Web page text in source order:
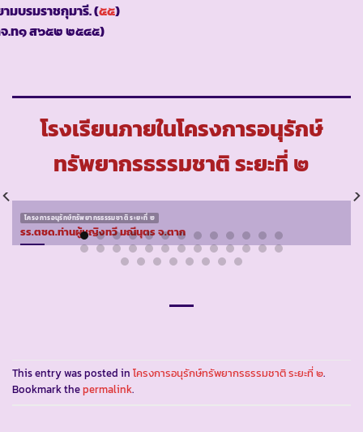
มบรมราชกุมารี. (๕๕)
.ท๑ ส๖๕๒ ๒๕๔๕)
โรงเรียนภายในโครงการอนุรักษ์
ทรัพยากรธรรมชาติ ระยะที่ ๒
โครงการอนุรักษ์ทรัพยากรธรรมชาติ ระยะที่ ๒
รร.ตชด.ท่านผู้หญิงทวี มณีนุตร จ.ตาก
This entry was posted in โครงการอนุรักษ์ทรัพยากรธรรมชาติ ระยะที่ ๒.
Bookmark thepermalink.